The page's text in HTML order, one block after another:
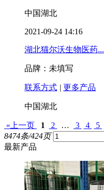
中国湖北
2021-09-24 14:16
湖北猫尔沃生物医药...
品牌：未填写
联系方式 | 更多产品
中国湖北
«上一页 1 2 … 3 4 5
8474条/424页
最新产品